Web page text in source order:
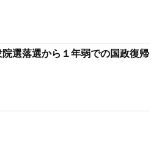
選落選から１年弱での国政復帰